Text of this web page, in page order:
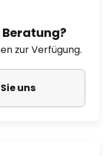
Beratung?
zur Verfügung.
uns